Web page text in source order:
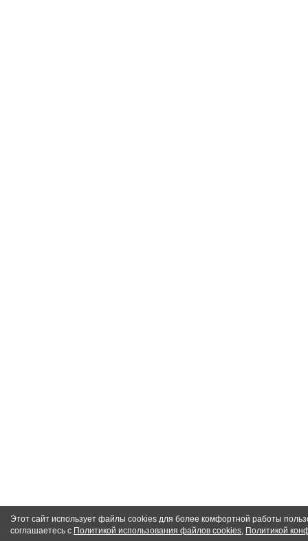
Этот сайт использует файлы cookies для более комфортной работы
соглашаетесь с Политикой использования файлов cookies Политикой